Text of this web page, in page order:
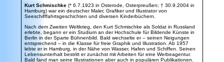
Kurt Schmischke (* 6.7.1923 in Osterode, Osterpreußen; † 30.9.2004 in
Hamburg) war ein deutscher Maler, Grafiker und Illustrator von
Seeschifffahrtsgeschichten und diversen Kinderbüchern.
Nach dem Zweiten Weltkrieg, den Kurt Schmischke als Soldat in Russland
erlebte, begann er ein Studium an der Hochschule für Bildende Künste in
Berlin in der Sparte Bühnenbild. Bald wechselte er – seinen Neigungen
entsprechend – in die Klasse für freie Graphik und Illustration. Ab 1957
lebte er in Hamburg, in der Nähe von Wasser, Hafen und Schiffen. Seinen
Lebensunterhalt bestritt er zunächst mit Arbeiten für eine Werbeagentur.
Bald fand man seine Illustrationen aber auch in populären Publikationen.